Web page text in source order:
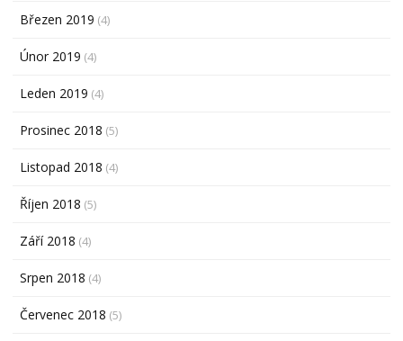
Březen 2019 (4)
Únor 2019 (4)
Leden 2019 (4)
Prosinec 2018 (5)
Listopad 2018 (4)
Říjen 2018 (5)
Září 2018 (4)
Srpen 2018 (4)
Červenec 2018 (5)